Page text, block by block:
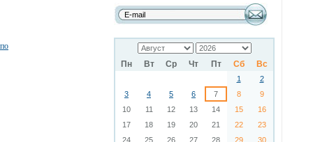
Пн Вт Ср Чт Пт Сб Вс
1
2
3
4 5 6 7 8
9
10
11 12 13 14 15
16
17
18 19 20 21 22
23
24
25 26 27 28 29 30